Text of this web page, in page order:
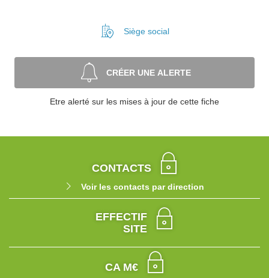
Siège social
CRÉER UNE ALERTE
Etre alerté sur les mises à jour de cette fiche
CONTACTS
Voir les contacts par direction
EFFECTIF
SITE
CA M€